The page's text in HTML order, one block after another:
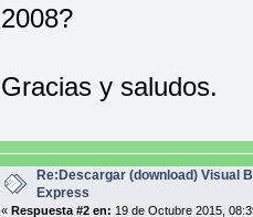
2008?
Gracias y saludos.
Re:Descargar (download) Visual
Express
« Respuesta #2 en: 19 de Octubre 2015,